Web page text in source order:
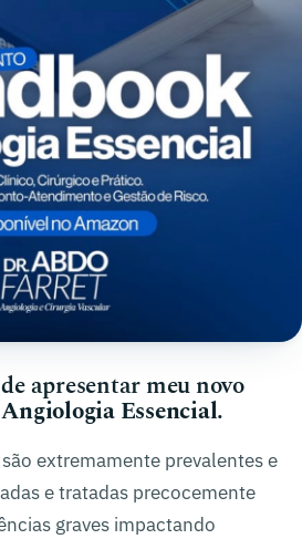
apresentar meu novo
Essencial.
extremamente prevalentes e
e tratadas precocemente
graves impactando